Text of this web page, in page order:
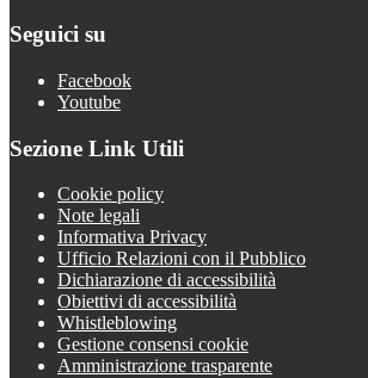
Seguici su
Facebook
Youtube
Sezione Link Utili
Cookie policy
Note legali
Informativa Privacy
Ufficio Relazioni con il Pubblico
Dichiarazione di accessibilità
Obiettivi di accessibilità
Whistleblowing
Gestione consensi cookie
Amministrazione trasparente